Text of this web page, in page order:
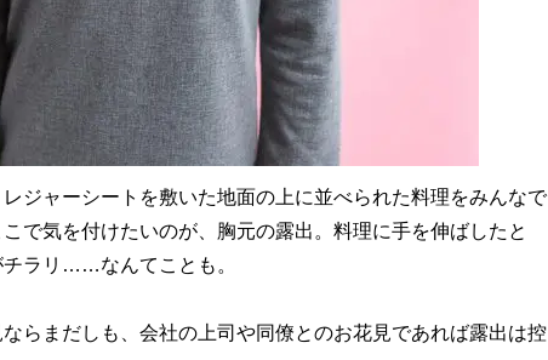
ジャーシートを敷いた地面の上に並べられた料理をみんなで
で気を付けたいのが、胸元の露出。料理に手を伸ばしたと
チラリ……なんてことも。
らまだしも、会社の上司や同僚とのお花見であれば露出は控